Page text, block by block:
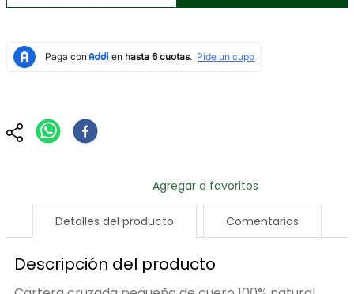
Detalles del producto Comentarios
Descripción del producto